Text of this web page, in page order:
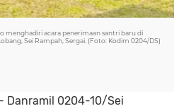
menghadiri acara penerimaan santri baru di
Sei Rampah, Sergai. (Foto: Kodim 0204/DS)
Danramil 0204-10/Sei